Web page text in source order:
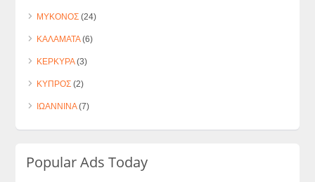
ΜΥΚΟΝΟΣ (24)
ΚΑΛΑΜΑΤΑ(6)
ΚΕΡΚΥΡΑ(3)
ΚΥΠΡΟΣ (2)
ΙΩΑΝΝΙΝΑ(7)
Popular Ads Today